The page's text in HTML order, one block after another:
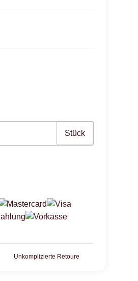
Stück
Unkomplizierte Retoure